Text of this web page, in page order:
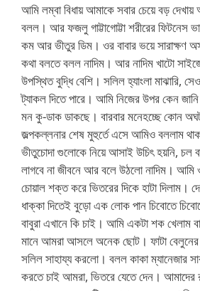
আমি লম্বা বিধায় আমাকে সবার চেয়ে বড়
বলল। আর ফজলু গাট্টাগোট্টা শরীরের ফিটনেস
কম আর ভীতুর ডিম। ওর বাবার ভয়ে সারাক্ষণ
কথা বলতে বলল নাদিম। আর নাদিম খাটো
উপস্থিত বুদ্ধি বেশি। সলিল হ্যাংলা মাঝারি,
ট্যাকল দিতে পারে। আমি নিজের উপর কেন জানি
মন কু-ডাক ডাকছে। বারবার মনেহচ্ছে কোন
জল্পকল্লনার শেষ মুহুর্তে এসে আমিও বললাম
ভীতুচোদা গুলোকে নিয়ে আসাই উচিৎ হয়নি, চল
লাগবে না জীবনে আর বলে উঠলো নাদিম। আমি
চোয়াল শক্ত করে ভিতরের দিকে হাটা দিলাম।
ধাক্কা দিতেই বুড়ো এক লোক পান চিবোতে
বাবুরা এখানে কি চাই। আমি একটা শক খেলাম
মানে আমরা আসলে অনেক ছোট। ফাটা
সলিল সাহায্য করলো। বলল কাকা ম্যানেজার
করতে চাই আমরা, ভিতরে যেতে দেন। আমাদের